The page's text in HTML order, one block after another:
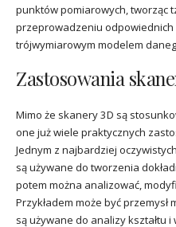
punktów pomiarowych, tworząc
przeprowadzeniu odpowiednich
trójwymiarowym modelem
Zastosowania
Mimo że skanery 3D są
one już wiele praktycznych
Jednym z najbardziej
są używane do tworzenia
potem można analizować,
Przykładem może być
są używane do analizy kształtu